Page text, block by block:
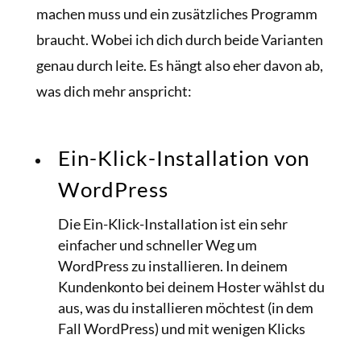
machen muss und ein zusätzliches Programm
braucht. Wobei ich dich durch beide Varianten
genau durch leite. Es hängt also eher davon ab,
was dich mehr anspricht:
Ein-Klick-Installation von
WordPress
Die Ein-Klick-Installation ist ein sehr
einfacher und schneller Weg um
WordPress zu installieren. In deinem
Kundenkonto bei deinem Hoster wählst du
aus, was du installieren möchtest (in dem
Fall WordPress) und mit wenigen Klicks